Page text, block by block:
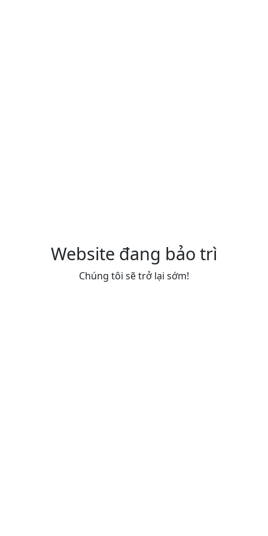
Website đang bảo trì
Chúng tôi sẽ trở lại sớm!